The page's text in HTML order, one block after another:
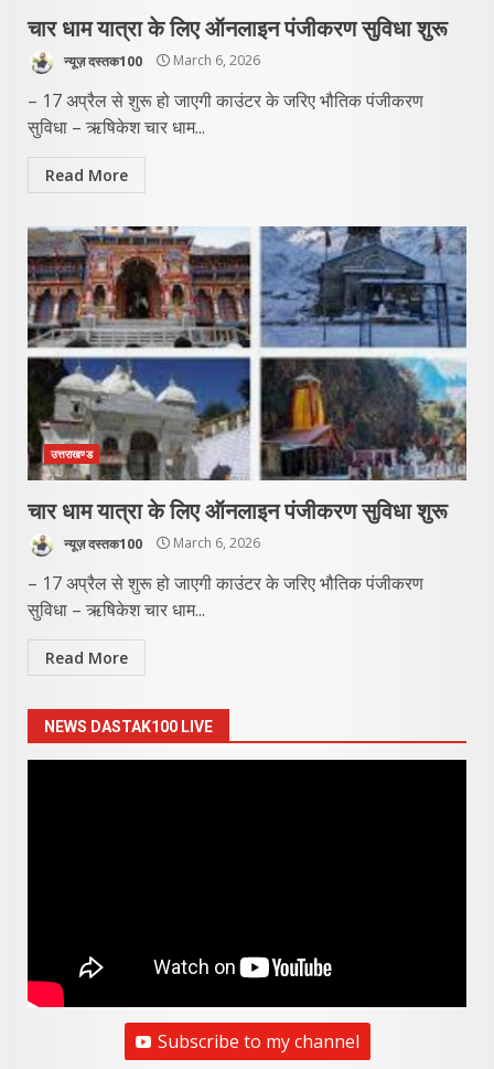
चार धाम यात्रा के लिए ऑनलाइन पंजीकरण सुविधा शुरू
न्यूज़ दस्तक100 March 6, 2026
– 17 अप्रैल से शुरू हो जाएगी काउंटर के जरिए भौतिक पंजीकरण
सुविधा – ऋषिकेश चार धाम...
Read More
उत्तराखण्ड
चार धाम यात्रा के लिए ऑनलाइन पंजीकरण सुविधा शुरू
न्यूज़ दस्तक100 March 6, 2026
– 17 अप्रैल से शुरू हो जाएगी काउंटर के जरिए भौतिक पंजीकरण
सुविधा – ऋषिकेश चार धाम...
Read More
NEWS DASTAK100 LIVE
Subscribe to my channel